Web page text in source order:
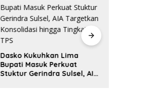
Dasko Kukuhkan Lima
Bupati Masuk Perkuat
Stuktur Gerindra Sulsel, AIA